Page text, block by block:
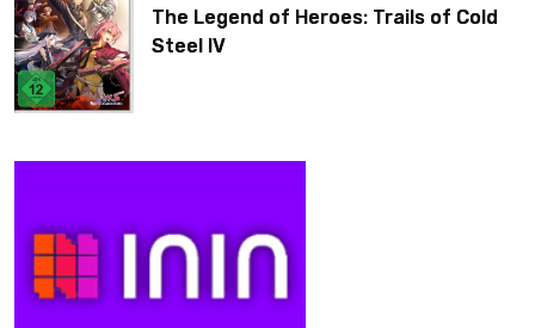
The Legend of Heroes: Trails of Cold
Steel IV